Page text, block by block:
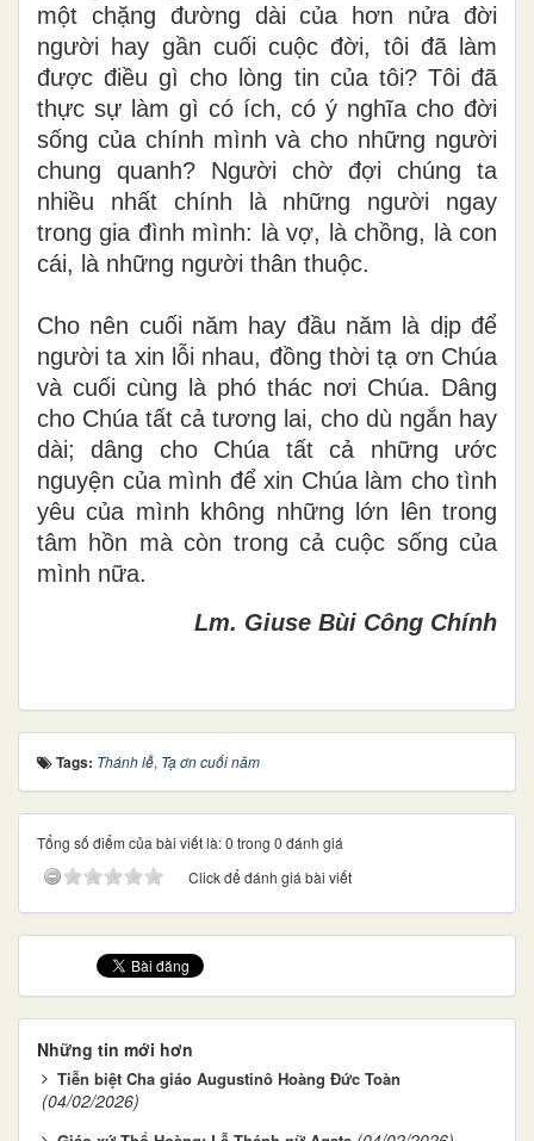
một chặng đường dài của hơn nửa đời
người hay gần cuối cuộc đời, tôi đã làm
được điều gì cho lòng tin của tôi? Tôi đã
thực sự làm gì có ích, có ý nghĩa cho đời
sống của chính mình và cho những người
chung quanh? Người chờ đợi chúng ta
nhiều nhất chính là những người ngay
trong gia đình mình: là vợ, là chồng, là con
cái, là những người thân thuộc.
Cho nên cuối năm hay đầu năm là dịp để
người ta xin lỗi nhau, đồng thời tạ ơn Chúa
và cuối cùng là phó thác nơi Chúa. Dâng
cho Chúa tất cả tương lai, cho dù ngắn hay
dài; dâng cho Chúa tất cả những ước
nguyện của mình để xin Chúa làm cho tình
yêu của mình không những lớn lên trong
tâm hồn mà còn trong cả cuộc sống của
mình nữa.
Lm. Giuse Bùi Công Chính
Tags: Thánh lễ, Tạ ơn cuối năm
Tổng số điểm của bài viết là: 0 trong 0 đánh giá
Click để đánh giá bài viết
Những tin mới hơn
Tiễn biệt Cha giáo Augustinô Hoàng Đức Toàn
(04/02/2026)